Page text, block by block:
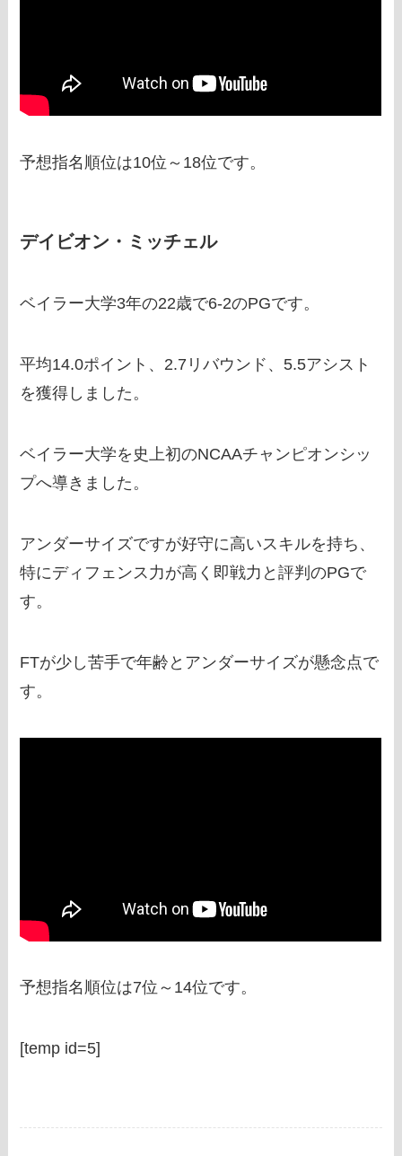
予想指名順位は10位～18位です。
デイビオン・ミッチェル
ベイラー大学3年の22歳で6‐2のPGです。
平均14.0ポイント、2.7リバウンド、5.5アシスト
を獲得しました。
ベイラー大学を史上初のNCAAチャンピオンシッ
プへ導きました。
アンダーサイズですが好守に高いスキルを持ち、
特にディフェンス力が高く即戦力と評判のPGで
す。
FTが少し苦手で年齢とアンダーサイズが懸念点で
す。
予想指名順位は7位～14位です。
[temp id=5]